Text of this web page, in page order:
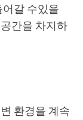
갈 수있을
간을 차지하
환경을 계속